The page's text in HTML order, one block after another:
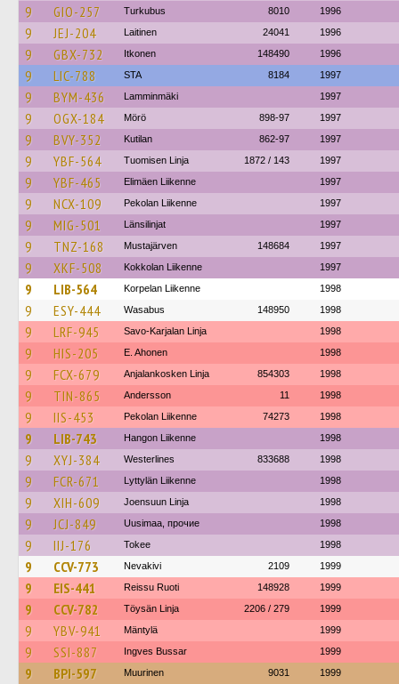
9 GIO-257 Turkubus 8010 1996
9 JEJ-204 Laitinen 24041 1996
9 GBX-732 Itkonen 148490 1996
9 LIC-788 STA 8184 1997
9 BYM-436 Lamminmäki 1997
9 OGX-184 Mörö 898-97 1997
9 BVY-352 Kutilan 862-97 1997
9 YBF-564 Tuomisen Linja 1872 / 143 1997
9 YBF-465 Elimäen Liikenne 1997
9 NCX-109 Pekolan Liikenne 1997
9 MIG-501 Länsilinjat 1997
9 TNZ-168 Mustajärven 148684 1997
9 XKF-508 Kokkolan Liikenne 1997
9 LIB-564 Korpelan Liikenne 1998
9 ESY-444 Wasabus 148950 1998
9 LRF-945 Savo-Karjalan Linja 1998
9 HIS-205 E. Ahonen 1998
9 FCX-679 Anjalankosken Linja 854303 1998
9 TIN-865 Andersson 11 1998
9 IIS-453 Pekolan Liikenne 74273 1998
9 LIB-743 Hangon Liikenne 1998
9 XYJ-384 Westerlines 833688 1998
9 FCR-671 Lyttylän Liikenne 1998
9 XIH-609 Joensuun Linja 1998
9 JCJ-849 Uusimaa, прочие 1998
9 IIJ-176 Tokee 1998
9 CCV-773 Nevakivi 2109 1999
9 EIS-441 Reissu Ruoti 148928 1999
9 CCV-782 Töysän Linja 2206 / 279 1999
9 YBV-941 Mäntylä 1999
9 SSI-887 Ingves Bussar 1999
9 BPI-597 Muurinen 9031 1999